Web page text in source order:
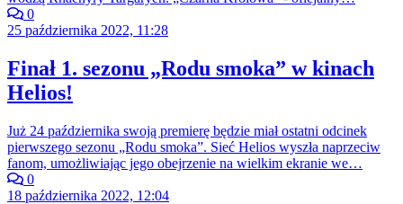
0
25 października 2022, 11:28
Finał 1. sezonu „Rodu smoka” w kinach
Helios!
Już 24 października swoją premierę będzie miał ostatni odcinek
pierwszego sezonu „Rodu smoka”. Sieć Helios wyszła naprzeciw
fanom, umożliwiając jego obejrzenie na wielkim ekranie we…
0
18 października 2022, 12:04